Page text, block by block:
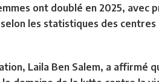
ont doublé en 2025, avec
les statistiques des centres
Laila Ben Salem, a affirmé